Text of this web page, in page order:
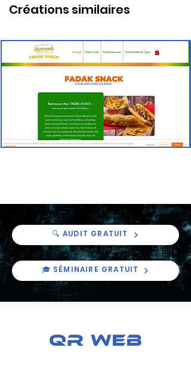
Créations similaires
Fadak
🔍 AUDIT GRATUIT
🎓 SÉMINAIRE GRATUIT